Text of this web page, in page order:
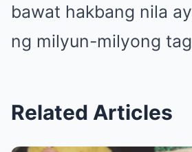
bawat hakbang nila
ng milyun-milyong
Related Articles